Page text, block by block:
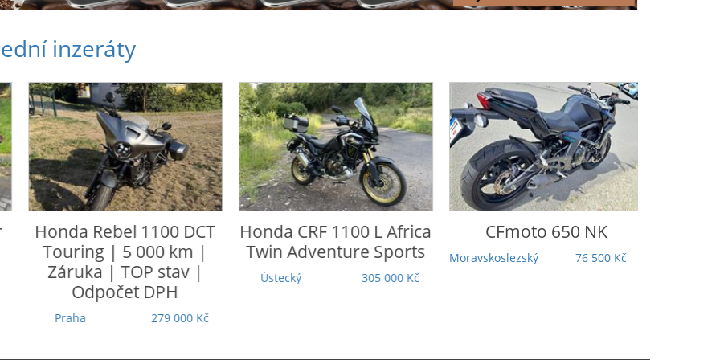
inzeráty
Rebel 1100 DCT
| 5 000 km |
| TOP stav |
Odpočet DPH
279 000 Kč
Honda
CRF 1100 L Africa
Twin Adventure Sports
305 000 Kč
CFmoto 650 NK
Moravskoslezský 76 500 Kč Středočeský